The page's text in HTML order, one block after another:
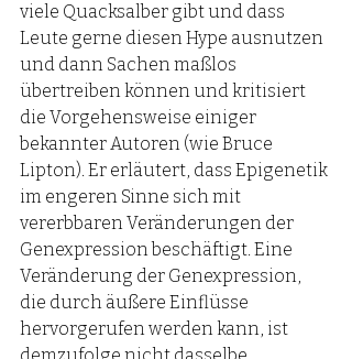
viele Quacksalber gibt und dass
Leute gerne diesen Hype ausnutzen
und dann Sachen maßlos
übertreiben können und kritisiert
die Vorgehensweise einiger
bekannter Autoren (wie Bruce
Lipton). Er erläutert, dass Epigenetik
im engeren Sinne sich mit
vererbbaren Veränderungen der
Genexpression beschäftigt. Eine
Veränderung der Genexpression,
die durch äußere Einflüsse
hervorgerufen werden kann, ist